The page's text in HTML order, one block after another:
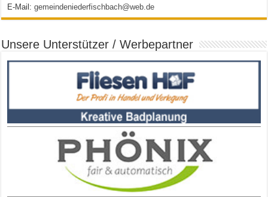
E-Mail:gemeindeniederfischbach@web.de
Unsere Unterstützer / Werbepartner